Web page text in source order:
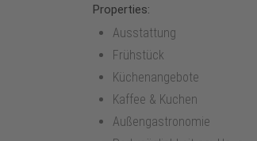
Properties:
Ausstattung
Frühstück
Küchenangebote
Kaffee & Kuchen
Außengastronomie